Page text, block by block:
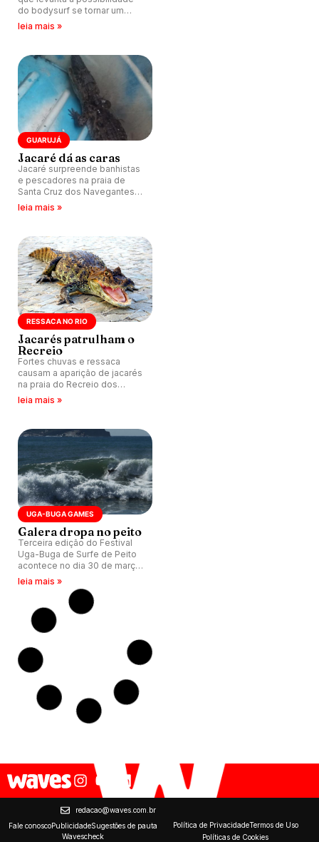
do bodysurf se tornar um
esporte olímpico.
leia mais »
GUARUJÁ
Jacaré dá as caras
Jacaré surpreende banhistas
e pescadores na praia de
Santa Cruz dos Navegantes,
Guarujá (SP).
leia mais »
RESSACA NO RIO
Jacarés patrulham o
Recreio
Fortes chuvas e ressaca
causam a aparição de jacarés
na praia do Recreio dos
Bandeirantes, Rio de Janeiro
leia mais »
UGA-BUGA GAMES
Galera dropa no peito
Terceira edição do Festival
Uga-Buga de Surfe de Peito
acontece no dia 30 de março,
na Praia Mole, Florianópolis
leia mais »
redacao@waves.com.br
Fale conoscoPublicidadeSugestões de pauta
Wavescheck
Política de PrivacidadeTermos de Uso
Políticas de Cookies